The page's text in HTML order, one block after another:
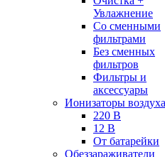
Увлажнение
Cо сменными
фильтрами
Без сменных
фильтров
Фильтры и
аксессуары
Ионизаторы воздуха
220 В
12 В
От батарейки
Обеззараживатели